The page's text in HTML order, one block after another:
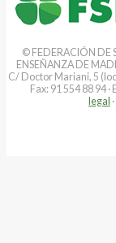
© FEDERACIÓN DE
ENSEÑANZA DE
C/ Doctor Mariani, 5
Fax: 91 554 88 94
legal ·